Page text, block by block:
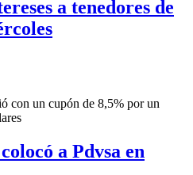
a tenedores de
con un cupón de 8,5% por un
a Pdvsa en